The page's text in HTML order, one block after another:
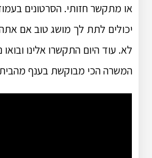
או מתקשר חזותי. הסרטונים
יכולים לתת לך מושג טוב אם
לא. עוד היום התקשרו אלינו
המשרה הכי מבוקשת בענף